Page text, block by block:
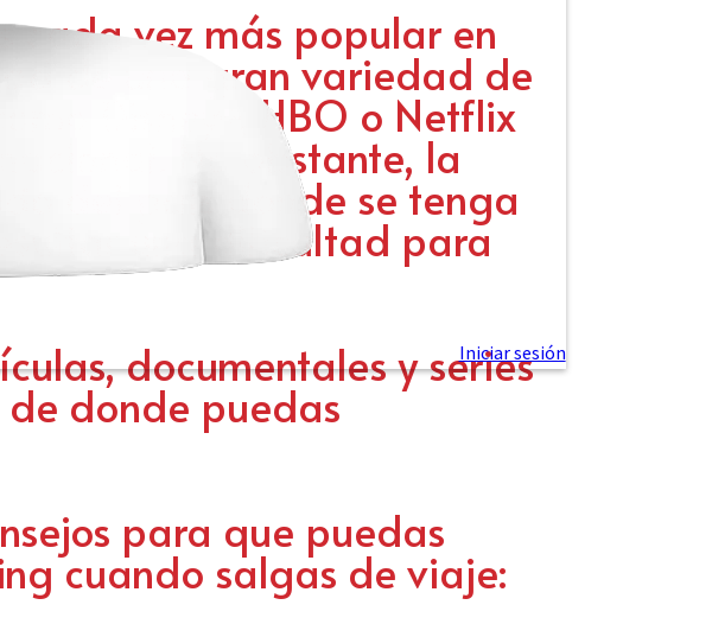
cada vez más popular en
de una gran variedad de
Disney+, HBO o Netflix
No obstante, la
del país donde se tenga
una dificultad para
documentales y series
donde puedas
para que puedas
cuando salgas de viaje: